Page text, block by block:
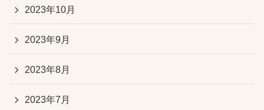
2023年10月
2023年9月
2023年8月
2023年7月